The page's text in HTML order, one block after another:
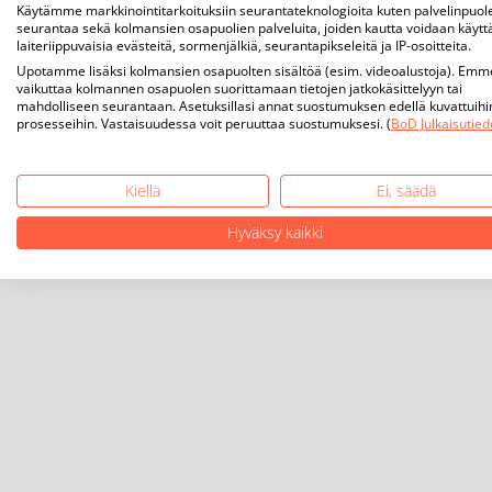
Käytämme markkinointitarkoituksiin seurantateknologioita kuten
seurantaa sekä kolmansien osapuolien palveluita, joiden kautta voidaan
laiteriippuvaisia evästeitä, sormenjälkiä, seurantapikseleitä ja IP-osoitteita.
Upotamme lisäksi kolmansien osapuolten sisältöä (esim. videoalustoja).
vaikuttaa kolmannen osapuolen suorittamaan tietojen jatkokäsittelyyn tai
mahdolliseen seurantaan. Asetuksillasi annat suostumuksen edellä
prosesseihin. Vastaisuudessa voit peruuttaa suostumuksesi. (BoD
Kiellä
Ei, säädä
Hyväksy kaikki